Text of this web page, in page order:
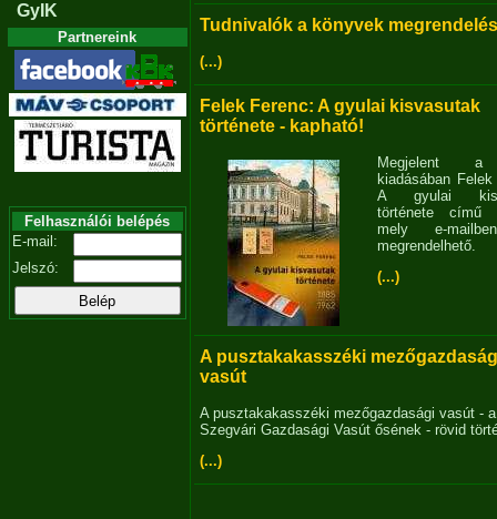
GyIK
Partnereink
Felhasználói belépés
E-mail:
Jelszó:
Tudnivalók a könyvek
(...)
Felek Ferenc: A gyulai kisvasutak
története - kapható!
Megjelent
kiadásában
A gyulai
története című
mely e-
megrendelhető.
(...)
A pusztakakasszéki
vasút
A pusztakakasszéki mezőgazdasági vasút - a
Szegvári Gazdasági Vasút ősének - rövid
(...)